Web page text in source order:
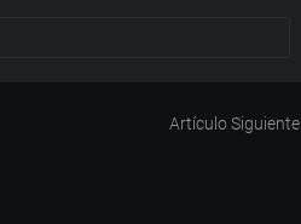
Artículo Siguiente